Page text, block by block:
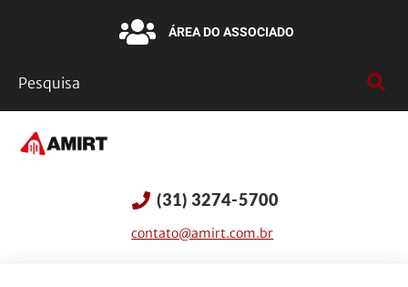
ÁREA DO ASSOCIADO
(31) 3274-5700
contato@amirt.com.br